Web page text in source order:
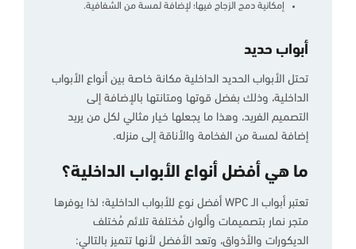
إمكانية دمج الزجاج فيها؛ لإضافة لمسة من الشفافية.
أبواب حديد
تحتل الأبواب الحديد الداخلية مكانة خاصة بين أنواع الأبواب
الداخلية، وذلك بفضل قوتها ومتانتها بالإضافة إلى
التصميم الفريد، وهذا ما يجعلها خيار مثالي لكل من يريد
إضافة لمسة من الفخامة والأناقة إلى منزله.
ما هي أفضل أنواع الأبواب الداخلية؟
تعتبر أبواب الـ WPC أفضل نوع للأبواب الداخلية؛ لذا يوفرها
متجر نمار بتصميمات وألوان مُختلفة تلائم مُختلف
الديكورات والأذواق، وتعد الأفضل لأنها تتميز بالتالي: